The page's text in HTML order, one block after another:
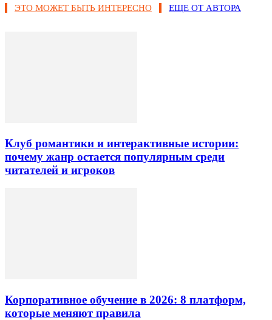
ЭТО МОЖЕТ БЫТЬ ИНТЕРЕСНО ЕЩЕ ОТ АВТОРА
Клуб романтики и интерактивные истории:
почему жанр остается популярным среди
читателей и игроков
Корпоративное обучение в 2026: 8 платформ,
которые меняют правила